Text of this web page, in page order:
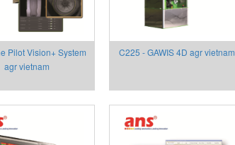
Pilot Vision+ System
agr vietnam
C225 - GAWIS 4D agr vietnam